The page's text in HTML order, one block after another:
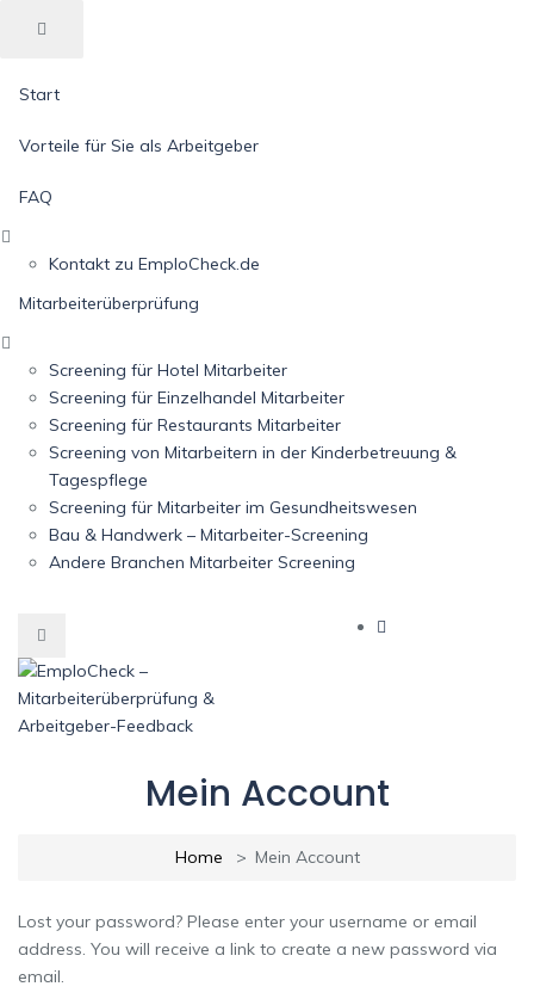
Start
Vorteile für Sie als Arbeitgeber
FAQ
Kontakt zu EmploCheck.de
Mitarbeiterüberprüfung
Screening für Hotel Mitarbeiter
Screening für Einzelhandel Mitarbeiter
Screening für Restaurants Mitarbeiter
Screening von Mitarbeitern in der Kinderbetreuung &
Tagespflege
Screening für Mitarbeiter im Gesundheitswesen
Bau & Handwerk – Mitarbeiter-Screening
Andere Branchen Mitarbeiter Screening
Mein Account
Home Mein Account
Lost your password? Please enter your username or email
address. You will receive a link to create a new password via
email.